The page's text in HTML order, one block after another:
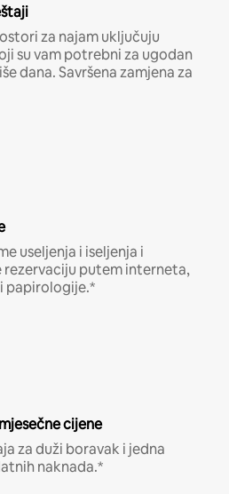
za najam uključuju
su vam potrebni za ugodan
dana. Savršena zamjena za
useljenja i iseljenja i
putem interneta,
papirologije.*
cijene
za duži boravak i jedna
naknada.*